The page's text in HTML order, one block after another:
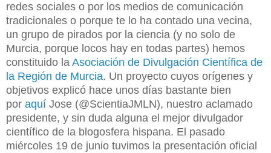
redes sociales o por los medios de comunicación
tradicionales o porque te lo ha contado una vecina,
un grupo de pirados por la ciencia (y no solo de
Murcia, porque locos hay en todas partes) hemos
constituido la Asociación de Divulgación Científica de
la Región de Murcia. Un proyecto cuyos orígenes y
objetivos explicó hace unos días bastante bien
por aquí Jose (@ScientiaJMLN), nuestro aclamado
presidente, y sin duda alguna el mejor divulgador
científico de la blogosfera hispana. El pasado
miércoles 19 de junio tuvimos la presentación oficial